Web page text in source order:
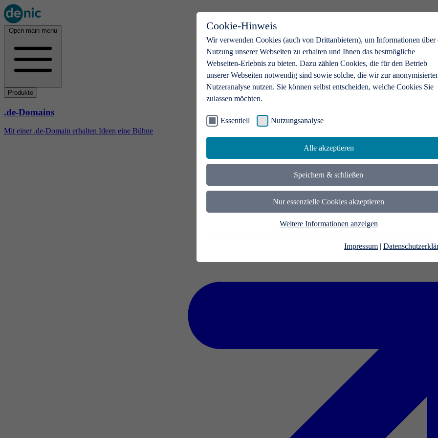
Cookie-Hinweis
Wir verwenden Cookies (auch von Drittanbietern), um Informationen über
Nutzung unserer Webseiten zu erhalten und Ihnen das bestmögliche
Webseiten-Erlebnis zu bieten. Dazu zählen Cookies, die für den Betrieb
unserer Webseiten notwendig sind sowie solche, die wir zur
Nutzeranalyse nutzen. Sie können selbst entscheiden, welche Cookies Sie
zulassen möchten.
Essentiell Nutzungsanalyse
Alle akzeptieren
Speichern & schließen
Nur essenzielle Cookies akzeptieren
Weitere Informationen anzeigen
Impressum |
Open main menu
Produkte
.de-Domains
Mit einer .de-Domain erhalten Ideen eine Bühne